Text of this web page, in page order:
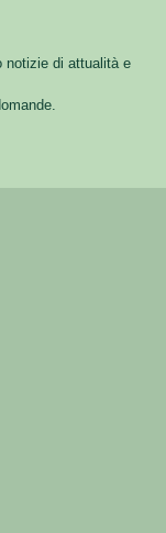
notizie di attualità e